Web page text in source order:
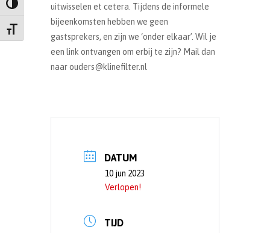
Keuze voor hoog contrast
Kies grootte van het lettertype
uitwisselen et cetera. Tijdens de informele
bijeenkomsten hebben we geen
gastsprekers, en zijn we ‘onder elkaar’. Wil je
een link ontvangen om erbij te zijn? Mail dan
naar ouders@klinefilter.nl
DATUM
10 jun 2023
Verlopen!
TIJD